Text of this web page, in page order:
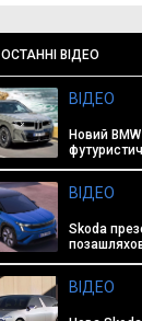
ОСТАННІ ВІДЕО
ВІДЕО
Новий
ВІДЕО
Skoda
ВІДЕО